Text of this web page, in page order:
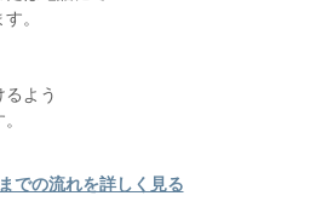
。
よう
での流れを詳しく見る